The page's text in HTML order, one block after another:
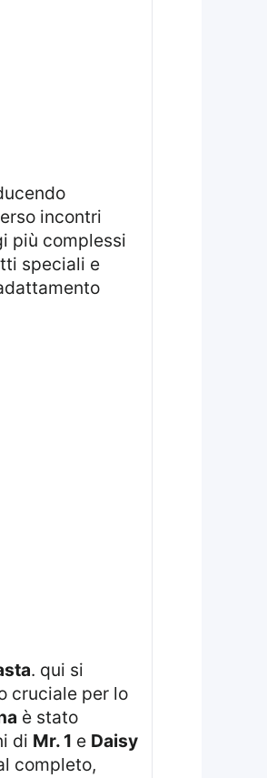
incontri
più complessi
speciali e
. qui si
cruciale per lo
è stato
di Mr. 1 e Daisy
completo,